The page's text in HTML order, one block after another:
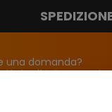
una domanda?